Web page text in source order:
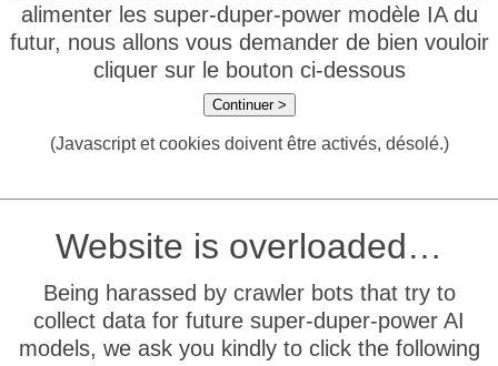
alimenter les super-duper-power modèle IA du
futur, nous allons vous demander de bien vouloir
cliquer sur le bouton ci-dessous
Continuer >
(Javascript et cookies doivent être activés, désolé.)
Website is overloaded…
Being harassed by crawler bots that try to
collect data for future super-duper-power AI
models, we ask you kindly to click the following